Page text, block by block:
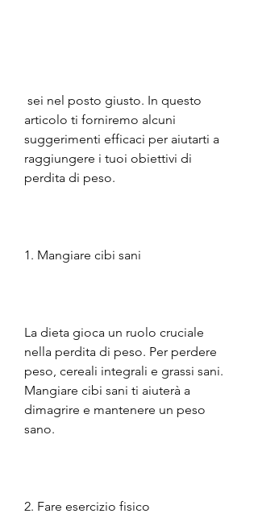
articolo ti forniremo alcuni
suggerimenti efficaci per aiutarti a
raggiungere i tuoi obiettivi di
perdita di peso.
1. Mangiare cibi sani
La dieta gioca un ruolo cruciale
nella perdita di peso. Per perdere
peso, cereali integrali e grassi sani.
Mangiare cibi sani ti aiuterà a
dimagrire e mantenere un peso
sano.
2. Fare esercizio fisico